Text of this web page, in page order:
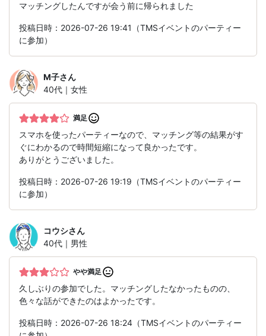
マッチングしたんですが会う前に帰られました
投稿日時：2026-07-26 19:41（TMSイベントのパーティー
に参加）
M子さん
40代｜女性
満足
スマホを使ったパーティーなので、マッチング等の結果がす
ぐにわかるので時間短縮になって良かったです。
ありがとうございました。
投稿日時：2026-07-26 19:19（TMSイベントのパーティー
に参加）
コウシさん
40代｜男性
やや満足
久しぶりの参加でした。マッチングしたなかったものの、
色々な話ができたのはよかったです。
投稿日時：2026-07-26 18:24（TMSイベントのパーティー